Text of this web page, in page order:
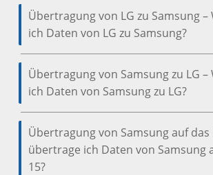
Übertragung von LG zu Samsung
ich Daten von LG zu Samsung?
Übertragung von Samsung zu LG
ich Daten von Samsung zu LG?
Übertragung von Samsung auf das
übertrage ich Daten von Samsung
15?